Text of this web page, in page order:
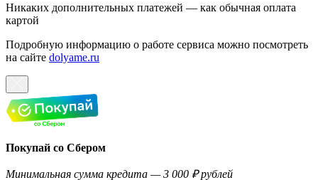
Никаких дополнительных платежей — как обычная оплата
картой
Подробную информацию о работе сервиса можно посмотреть
на сайте dolyame.ru
Покупай со Сбером
Минимальная сумма кредита — 3 000 ₽ рублей